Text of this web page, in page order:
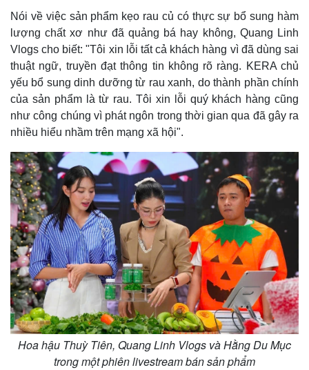
Thế giới
Quan sát
Cuộc sống đó đây
Hồ sơ
Multimedia
Video
Ảnh
E-Magazine
Infographic
Nói về việc sản phẩm kẹo rau củ có thực sự bổ sung hàm
lượng chất xơ như đã quảng bá hay không, Quang Linh
Vlogs cho biết: "Tôi xin lỗi tất cả khách hàng vì đã dùng sai
thuật ngữ, truyền đạt thông tin không rõ ràng. KERA chủ
yếu bổ sung dinh dưỡng từ rau xanh, do thành phần chính
của sản phẩm là từ rau. Tôi xin lỗi quý khách hàng cũng
như công chúng vì phát ngôn trong thời gian qua đã gây ra
nhiều hiểu nhầm trên mạng xã hội".
Hoa hậu Thuỳ Tiên, Quang Linh Vlogs và Hằng Du Mục
trong một phiên livestream bán sản phẩm